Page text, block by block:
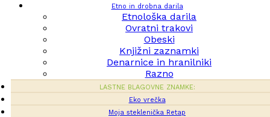
Etno in drobna darila
Etnološka darila
Ovratni trakovi
Obeski
Knjižni zaznamki
Denarnice in hranilniki
Razno
LASTNE BLAGOVNE ZNAMKE:
Eko vrečka
Moja steklenička Retap